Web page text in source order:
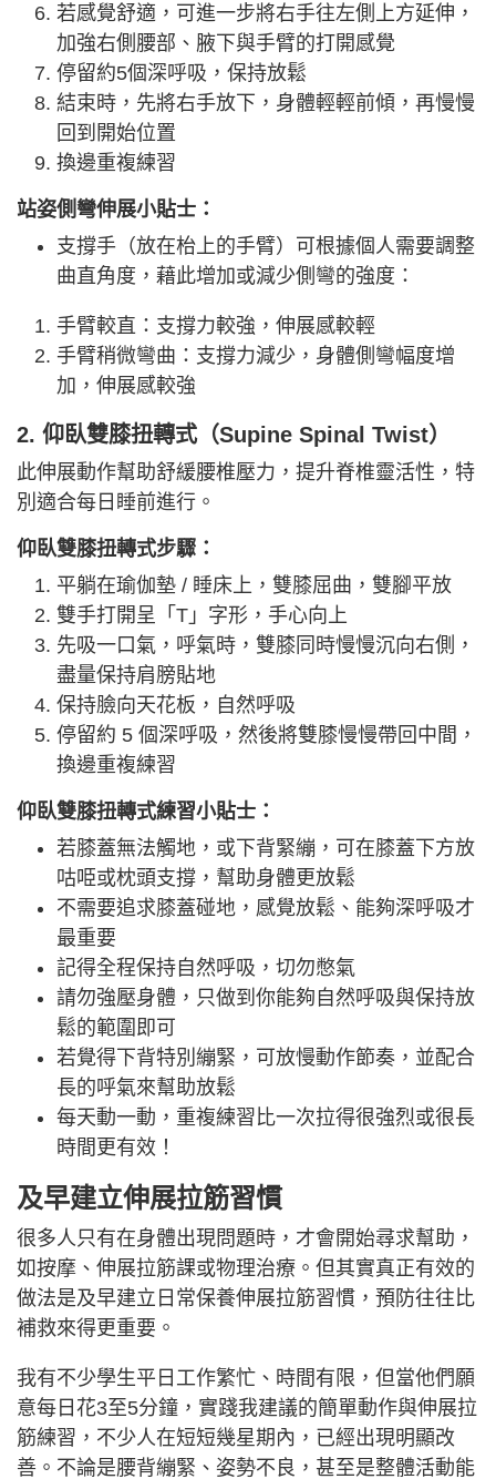
若感覺舒適，可進一步將右手往左側上方延伸，
加強右側腰部、腋下與手臂的打開感覺
停留約5個深呼吸，保持放鬆
結束時，先將右手放下，身體輕輕前傾，再慢慢
回到開始位置
換邊重複練習
站姿側彎伸展小貼士：
支撐手（放在枱上的手臂）可根據個人需要調整
曲直角度，藉此增加或減少側彎的強度：
手臂較直：支撐力較強，伸展感較輕
手臂稍微彎曲：支撐力減少，身體側彎幅度增
加，伸展感較強
2. 仰臥雙膝扭轉式（Supine Spinal Twist）
此伸展動作幫助舒緩腰椎壓力，提升脊椎靈活性，特
別適合每日睡前進行。
仰臥雙膝扭轉式步驟：
平躺在瑜伽墊 / 睡床上，雙膝屈曲，雙腳平放
雙手打開呈「T」字形，手心向上
先吸一口氣，呼氣時，雙膝同時慢慢沉向右側，
盡量保持肩膀貼地
保持臉向天花板，自然呼吸
停留約 5 個深呼吸，然後將雙膝慢慢帶回中間，
換邊重複練習
仰臥雙膝扭轉式練習小貼士：
若膝蓋無法觸地，或下背緊繃，可在膝蓋下方放
咕𠱸或枕頭支撐，幫助身體更放鬆
不需要追求膝蓋碰地，感覺放鬆、能夠深呼吸才
最重要
記得全程保持自然呼吸，切勿憋氣
請勿強壓身體，只做到你能夠自然呼吸與保持放
鬆的範圍即可
若覺得下背特別繃緊，可放慢動作節奏，並配合
長的呼氣來幫助放鬆
每天動一動，重複練習比一次拉得很強烈或很長
時間更有效！
及早建立伸展拉筋習慣
很多人只有在身體出現問題時，才會開始尋求幫助，
如按摩、伸展拉筋課或物理治療。但其實真正有效的
做法是及早建立日常保養伸展拉筋習慣，預防往往比
補救來得更重要。
我有不少學生平日工作繁忙、時間有限，但當他們願
意每日花3至5分鐘，實踐我建議的簡單動作與伸展拉
筋練習，不少人在短短幾星期內，已經出現明顯改
善。不論是腰背繃緊、姿勢不良，甚至是整體活動能